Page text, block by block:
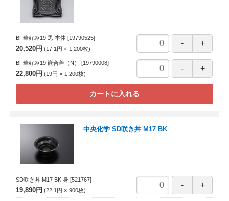
BF華好み19 黒 本体 [19790525]
20,520円 17.1円 1,200枚
BF華好み19 嵌合蓋（N） [19790008]
22,800円 19円 1,200枚
カートに入れる
中央化学 SD咲き丼 M17 BK
SD咲き丼 M17 BK 身 [521767]
19,890円 22.1円 900枚